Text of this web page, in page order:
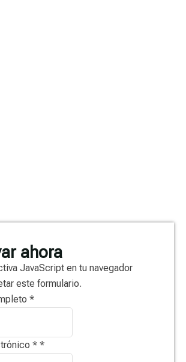
ahora
JavaScript en tu navegador
este formulario.
*
* *